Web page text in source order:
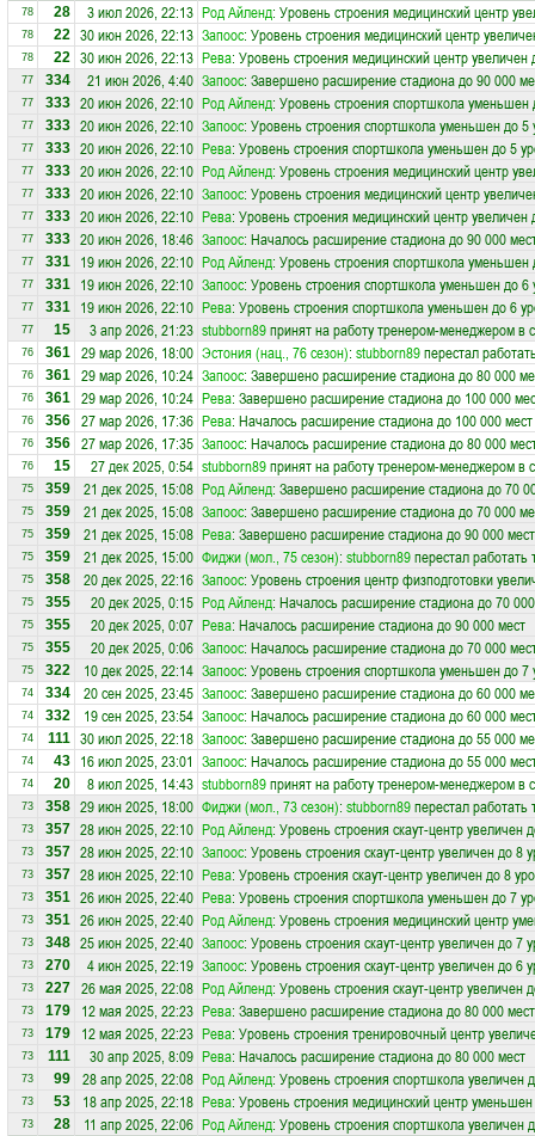
78 28 3 июл 2026, 22:13 Род Айленд: Уровень строения медицинский центр
78 22 30 июн 2026, 22:13 Запоос: Уровень строения медицинский центр
78 22 30 июн 2026, 22:13 Рева: Уровень строения медицинский центр увеличен
77 334 21 июн 2026, 4:40 Запоос: Завершено расширение стадиона до 90 000
77 333 20 июн 2026, 22:10 Род Айленд: Уровень строения спортшкола уменьшен
77 333 20 июн 2026, 22:10 Запоос: Уровень строения спортшкола уменьшен до 5
77 333 20 июн 2026, 22:10 Рева: Уровень строения спортшкола уменьшен до 5
77 333 20 июн 2026, 22:10 Род Айленд: Уровень строения медицинский центр
77 333 20 июн 2026, 22:10 Запоос: Уровень строения медицинский центр
77 333 20 июн 2026, 22:10 Рева: Уровень строения медицинский центр увеличен
77 333 20 июн 2026, 18:46 Запоос: Началось расширение стадиона до 90 000
77 331 19 июн 2026, 22:10 Род Айленд: Уровень строения спортшкола уменьшен
77 331 19 июн 2026, 22:10 Запоос: Уровень строения спортшкола уменьшен до 6
77 331 19 июн 2026, 22:10 Рева: Уровень строения спортшкола уменьшен до 6
77 15 3 апр 2026, 21:23 stubborn89принят на работу тренером-менеджером в
76 361 29 мар 2026, 18:00 Эстония (нац., 76 сезон): stubborn89перестал
76 361 29 мар 2026, 10:24 Запоос: Завершено расширение стадиона до 80 000
76 361 29 мар 2026, 10:24 Рева: Завершено расширение стадиона до 100 000
76 356 27 мар 2026, 17:36 Рева: Началось расширение стадиона до 100 000 мест
76 356 27 мар 2026, 17:35 Запоос: Началось расширение стадиона до 80 000
76 15 27 дек 2025, 0:54 stubborn89принят на работу тренером-менеджером в
75 359 21 дек 2025, 15:08 Род Айленд: Завершено расширение стадиона до 70
75 359 21 дек 2025, 15:08 Запоос: Завершено расширение стадиона до 70 000
75 359 21 дек 2025, 15:08 Рева: Завершено расширение стадиона до 90 000 мест
75 359 21 дек 2025, 15:00 Фиджи (мол., 75 сезон): stubborn89перестал
75 358 20 дек 2025, 22:16 Запоос: Уровень строения центр физподготовки
75 355 20 дек 2025, 0:15 Род Айленд: Началось расширение стадиона до 70
75 355 20 дек 2025, 0:07 Рева: Началось расширение стадиона до 90 000 мест
75 355 20 дек 2025, 0:06 Запоос: Началось расширение стадиона до 70 000
75 322 10 дек 2025, 22:14 Запоос: Уровень строения спортшкола уменьшен до 7
74 334 20 сен 2025, 23:45 Запоос: Завершено расширение стадиона до 60 000
74 332 19 сен 2025, 23:54 Запоос: Началось расширение стадиона до 60 000
74 111 30 июл 2025, 22:18 Запоос: Завершено расширение стадиона до 55 000
74 43 16 июл 2025, 23:01 Запоос: Началось расширение стадиона до 55 000
74 20 8 июл 2025, 14:43 stubborn89принят на работу тренером-менеджером в
73 358 29 июн 2025, 18:00 Фиджи (мол., 73 сезон): stubborn89перестал
73 357 28 июн 2025, 22:10 Род Айленд: Уровень строения скаут-центр увеличен
73 357 28 июн 2025, 22:10 Запоос: Уровень строения скаут-центр увеличен до 8
73 357 28 июн 2025, 22:10 Рева: Уровень строения скаут-центр увеличен до 8
73 351 26 июн 2025, 22:40 Рева: Уровень строения спортшкола уменьшен до 7
73 351 26 июн 2025, 22:40 Род Айленд: Уровень строения медицинский центр
73 348 25 июн 2025, 22:40 Запоос: Уровень строения скаут-центр увеличен до 7
73 270 4 июн 2025, 22:19 Запоос: Уровень строения скаут-центр увеличен до 6
73 227 26 мая 2025, 22:08 Род Айленд: Уровень строения скаут-центр увеличен
73 179 12 мая 2025, 22:23 Рева: Завершено расширение стадиона до 80 000 мест
73 179 12 мая 2025, 22:23 Рева: Уровень строения тренировочный центр
73 111 30 апр 2025, 8:09 Рева: Началось расширение стадиона до 80 000 мест
73 99 28 апр 2025, 22:08 Род Айленд: Уровень строения спортшкола увеличен
73 53 18 апр 2025, 22:18 Рева: Уровень строения медицинский центр
73 28 11 апр 2025, 22:06 Род Айленд: Уровень строения спортшкола увеличен